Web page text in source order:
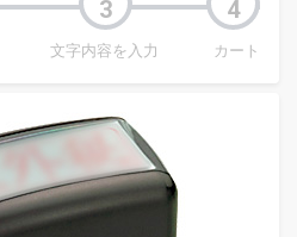
文字内容を入力 カート